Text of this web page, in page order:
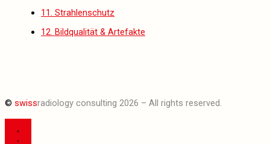
11. Strahlenschutz
12. Bildqualität & Artefakte
© swissradiology consulting 2026 – All rights reserved.